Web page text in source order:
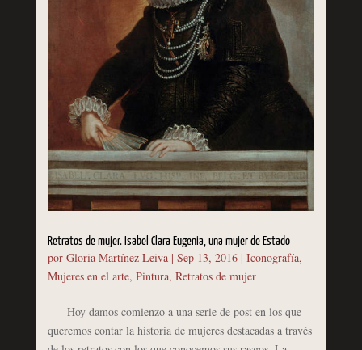
Retratos de mujer. Isabel Clara Eugenia, una mujer de Estado
por Gloria Martínez Leiva| Sep 13, 2016| Iconografía,
Mujeres en el arte, Pintura, Retratos de mujer
Hoy damos comienzo a una serie de post en los que
queremos contar la historia de mujeres destacadas a través